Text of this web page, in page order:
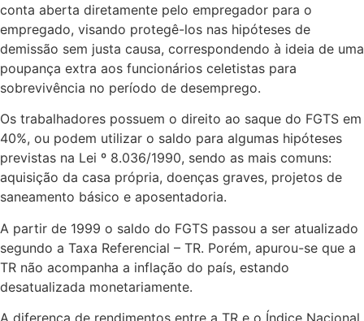
conta aberta diretamente pelo empregador para o
empregado, visando protegê-los nas hipóteses de
demissão sem justa causa, correspondendo à ideia de uma
poupança extra aos funcionários celetistas para
sobrevivência no período de desemprego.
Os trabalhadores possuem o direito ao saque do FGTS em
40%, ou podem utilizar o saldo para algumas hipóteses
previstas na Lei º 8.036/1990, sendo as mais comuns:
aquisição da casa própria, doenças graves, projetos de
saneamento básico e aposentadoria.
A partir de 1999 o saldo do FGTS passou a ser atualizado
segundo a Taxa Referencial – TR. Porém, apurou-se que a
TR não acompanha a inflação do país, estando
desatualizada monetariamente.
A diferença de rendimentos entre a TR e o Índice Nacional